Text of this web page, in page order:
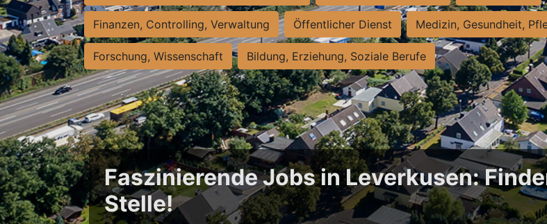
Finanzen, Controlling, Verwaltung Öffentlicher Dienst Medizin, Gesundheit,
Forschung, Wissenschaft Bildung, Erziehung, Soziale Berufe
Faszinierende Jobs in Leverkusen:
Stelle!